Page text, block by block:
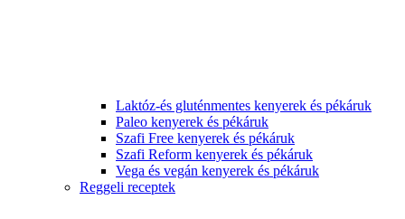
Laktóz-és gluténmentes kenyerek és pékáruk
Paleo kenyerek és pékáruk
Szafi Free kenyerek és pékáruk
Szafi Reform kenyerek és pékáruk
Vega és vegán kenyerek és pékáruk
Reggeli receptek